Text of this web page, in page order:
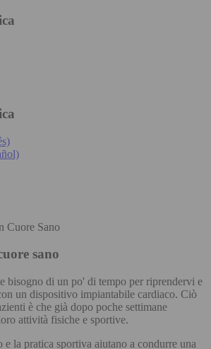
Cuore Sano
sano
bisogno di un po' di tempo per riprendervi e
un dispositivo impiantabile cardiaco. Ciò
è che già dopo poche settimane
attività fisiche e sportive.
la pratica sportiva aiutano a condurre una